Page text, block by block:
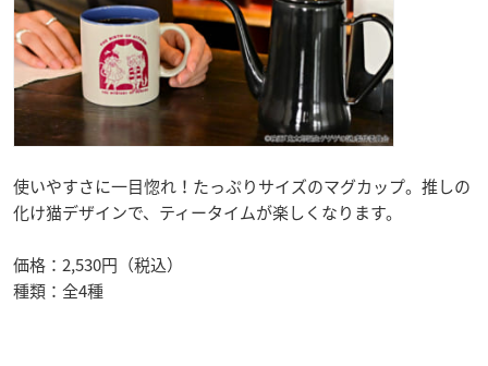
使いやすさに一目惚れ！たっぷりサイズのマグカップ。推しの
化け猫デザインで、ティータイムが楽しくなります。
価格：2,530円（税込）
種類：全4種